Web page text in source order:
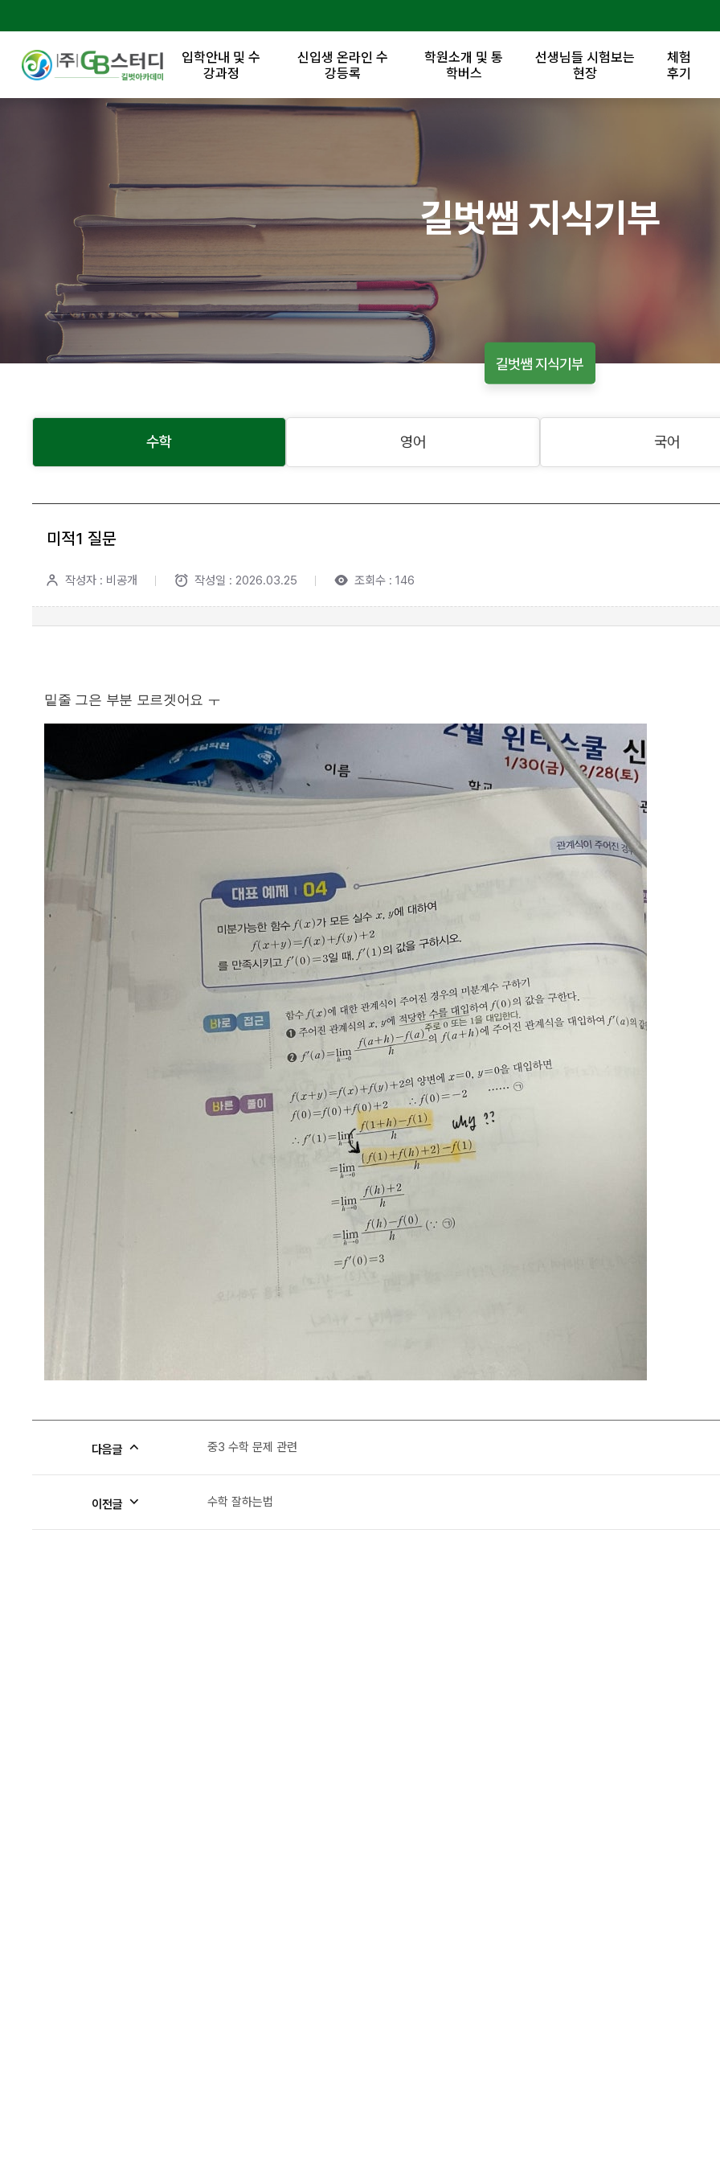
입학안내 및 수
강과정
신입생 온라인 수
강등록
학원소개 및 통
학버스
선생님들 시험보는
현장
체험
후기
길벗쌤 지식기부
길벗쌤 지식기부
수학 영어 국어
미적1 질문
작성자 : 비공개 작성일 : 2026.03.25 조회수 : 146
밑줄 그은 부분 모르겟어요 ㅜ
다음글 중3 수학 문제 관련
이전글 수학 잘하는법